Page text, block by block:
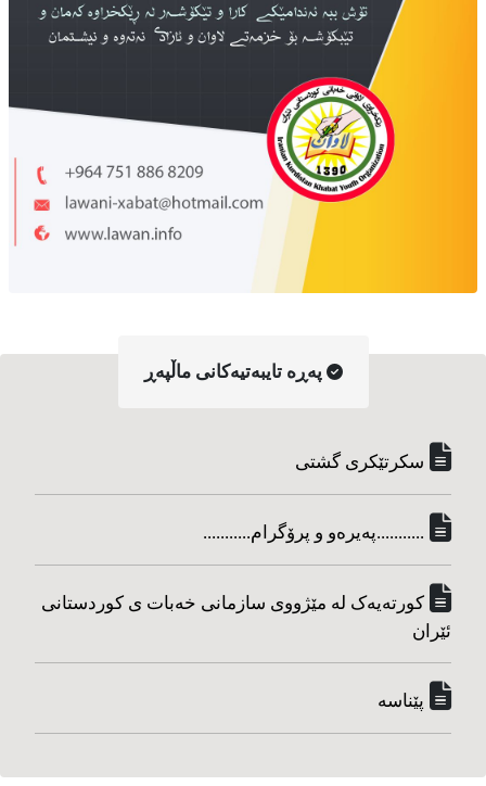
په‌ڕه‌ تایبه‌تیه‌کانی ماڵپه‌ڕ
سکرتێکری گشتی
...........په‌یره‌و و پرۆگرام...........
کورته‌یه‌ک له مێژووی سازمانی خه‌بات ی کوردستانی
ئێران
پێناسه‌